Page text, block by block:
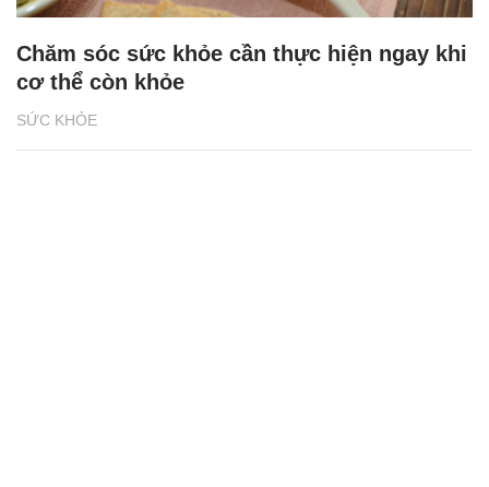
SỨC KHỎE
Chăm sóc sức khỏe cần thực hiện ngay khi
cơ thể còn khỏe